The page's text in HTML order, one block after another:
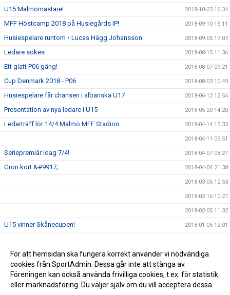
U15 Malmömästare! 2018-10-23 16:34
MFF Höstcamp 2018 på Husiegårds IP! 2018-09-10 15:11
Husiespelare runtom • Lucas Hägg Johansson 2018-09-05 17:07
Ledare sökes 2018-08-15 11:36
Ett glatt P06 gäng! 2018-08-07 09:21
Cup Denmark 2018 - P06 2018-08-03 10:49
Husiespelare får chansen i albanska U17 2018-06-12 12:54
Presentation av nya ledare i U15 2018-05-20 14:20
Ledarträff lör 14/4 Malmö MFF Stadion 2018-04-14 13:33
2018-04-11 09:51
Seriepremiär idag 7/4! 2018-04-07 08:27
Grön kort &#9917; 2018-04-04 21:38
2018-03-05 12:53
2018-02-16 10:27
2018-02-05 11:32
U15 vinner Skånecupen! 2018-01-05 12:01
2017-08-21 09:37
2016-03-20 04:04
För att hemsidan ska fungera korrekt använder vi nödvändiga
cookies från SportAdmin. Dessa går inte att stänga av.
Föreningen kan också använda frivilliga cookies, t.ex. för statistik
eller marknadsföring. Du väljer själv om du vill acceptera dessa.